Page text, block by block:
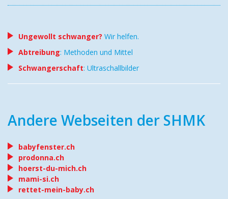
Ungewollt schwanger? Wir helfen.
Abtreibung: Methoden und Mittel
Schwangerschaft: Ultraschallbilder
Andere Webseiten der SHMK
babyfenster.ch
prodonna.ch
hoerst-du-mich.ch
mami-si.ch
rettet-mein-baby.ch